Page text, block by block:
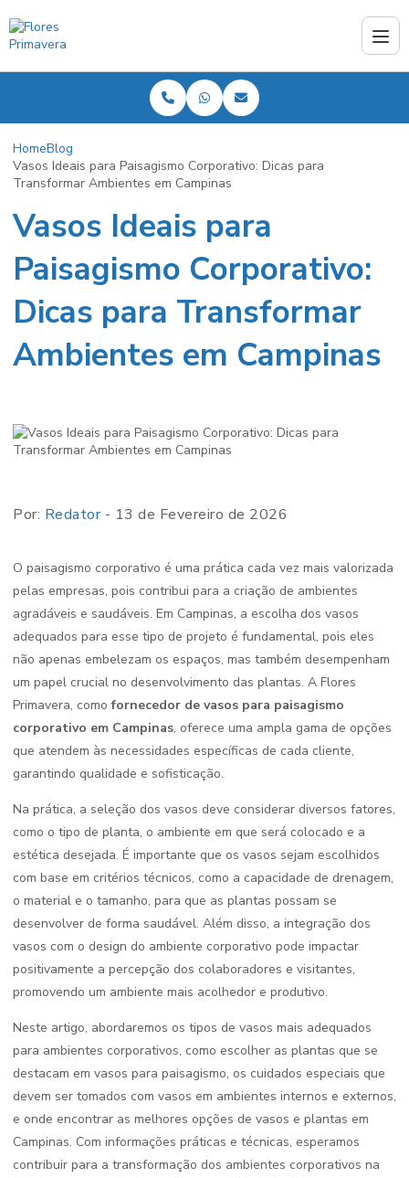
HomeBlog
Vasos Ideais para Paisagismo Corporativo: Dicas para
Transformar Ambientes em Campinas
Vasos Ideais para
Paisagismo Corporativo:
Dicas para Transformar
Ambientes em Campinas
Por: Redator- 13 de Fevereiro de 2026
O paisagismo corporativo é uma prática cada vez mais valorizada
pelas empresas, pois contribui para a criação de ambientes
agradáveis e saudáveis. Em Campinas, a escolha dos vasos
adequados para esse tipo de projeto é fundamental, pois eles
não apenas embelezam os espaços, mas também desempenham
um papel crucial no desenvolvimento das plantas. A Flores
Primavera, comofornecedor de vasos para paisagismo
corporativo em Campinas, oferece uma ampla gama de opções
que atendem às necessidades específicas de cada cliente,
garantindo qualidade e sofisticação.
Na prática, a seleção dos vasos deve considerar diversos fatores,
como o tipo de planta, o ambiente em que será colocado e a
estética desejada. É importante que os vasos sejam escolhidos
com base em critérios técnicos, como a capacidade de drenagem,
o material e o tamanho, para que as plantas possam se
desenvolver de forma saudável. Além disso, a integração dos
vasos com o design do ambiente corporativo pode impactar
positivamente a percepção dos colaboradores e visitantes,
promovendo um ambiente mais acolhedor e produtivo.
Neste artigo, abordaremos os tipos de vasos mais adequados
para ambientes corporativos, como escolher as plantas que se
destacam em vasos para paisagismo, os cuidados especiais que
devem ser tomados com vasos em ambientes internos e externos,
e onde encontrar as melhores opções de vasos e plantas em
Campinas. Com informações práticas e técnicas, esperamos
contribuir para a transformação dos ambientes corporativos na